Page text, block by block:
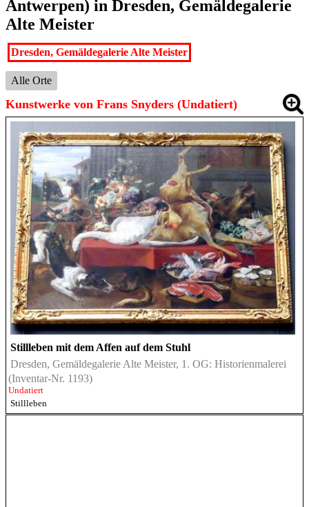
Antwerpen) in Dresden, Gemäldegalerie
Alte Meister
Dresden, Gemäldegalerie Alte Meister
Alle Orte
Kunstwerke von Frans Snyders (Undatiert)
Stillleben mit dem Affen auf dem Stuhl
Dresden, Gemäldegalerie Alte Meister, 1. OG: Historienmalerei
(Inventar-Nr. 1193)
Undatiert
Stillleben